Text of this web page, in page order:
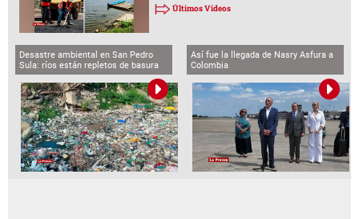
Últimos Videos
Desastre ambiental en San Pedro
Sula: ríos están repletos de basura
Así fue la llegada de Nasry Asfura a
Colombia